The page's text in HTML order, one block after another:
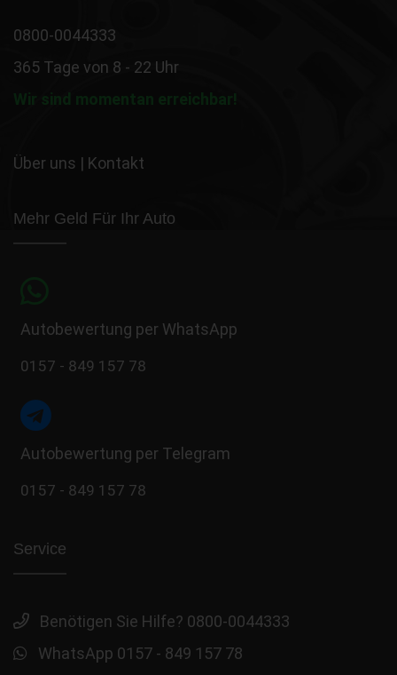
0800-0044333
365 Tage von 8 - 22 Uhr
Wir sind momentan erreichbar!
Über uns | Kontakt
Mehr Geld Für Ihr Auto
Autobewertung per WhatsApp
0157 - 849 157 78
Autobewertung per Telegram
0157 - 849 157 78
Service
Benötigen Sie Hilfe? 0800-0044333
WhatsApp 0157 - 849 157 78